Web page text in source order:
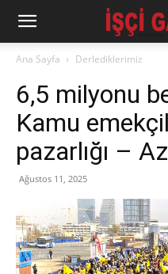
Ana Sayfa Derlediklerimiz
6,5 milyonu
Kamu
pazarlığı –
Ağustos 11, 2025